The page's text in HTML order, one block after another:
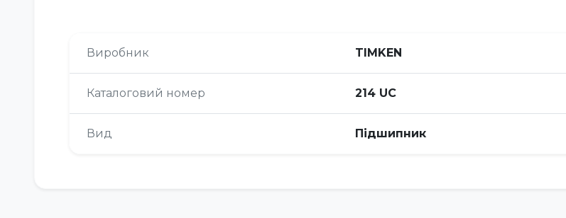
Виробник TIMKEN
Каталоговий номер 214 UC
Вид Підшипник